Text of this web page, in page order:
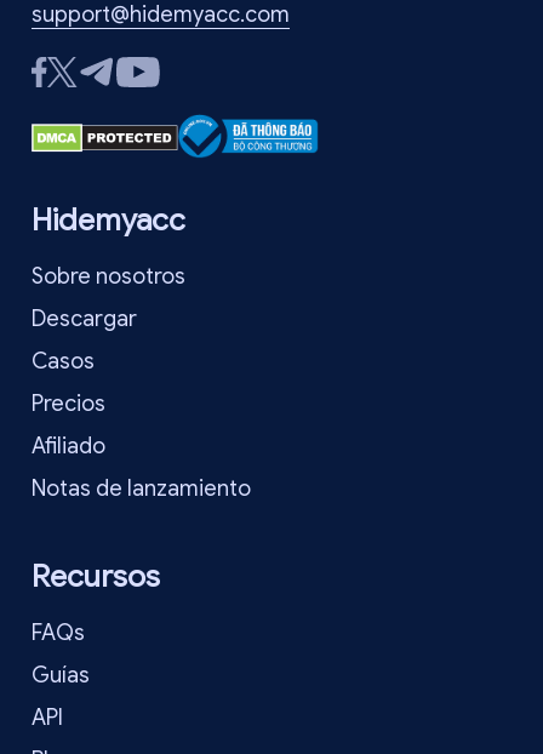
support@hidemyacc.com
Hidemyacc
Sobre nosotros
Descargar
Casos
Precios
Afiliado
Notas de lanzamiento
Recursos
FAQs
Guías
API